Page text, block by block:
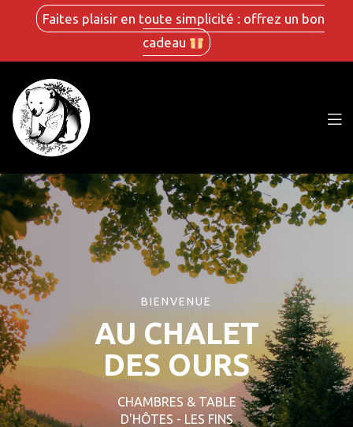
Faites plaisir en toute simplicité : offrez un bon
cadeau